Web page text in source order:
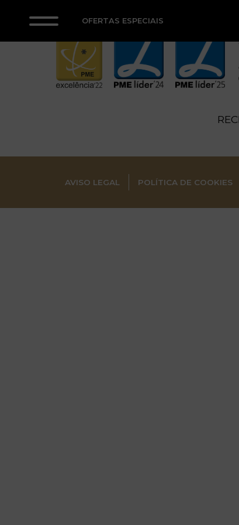
OFERTAS ESPECIAIS
AVISO LEGAL POLÍTICA DE COOKIES